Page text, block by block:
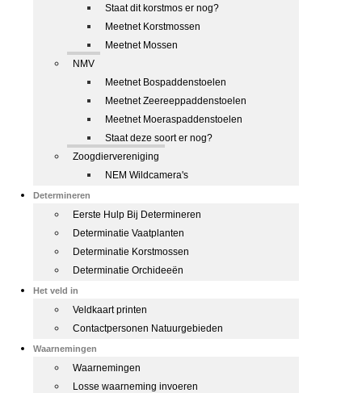
Staat dit korstmos er nog?
Meetnet Korstmossen
Meetnet Mossen
NMV
Meetnet Bospaddenstoelen
Meetnet Zeereeppaddenstoelen
Meetnet Moeraspaddenstoelen
Staat deze soort er nog?
Zoogdiervereniging
NEM Wildcamera's
Determineren
Eerste Hulp Bij Determineren
Determinatie Vaatplanten
Determinatie Korstmossen
Determinatie Orchideeën
Het veld in
Veldkaart printen
Contactpersonen Natuurgebieden
Waarnemingen
Waarnemingen
Losse waarneming invoeren